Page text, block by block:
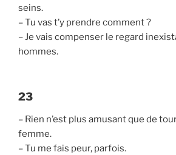
seins.
– Tu vas t’y prendre comment ?
– Je vais compenser le regard
hommes.
23
– Rien n’est plus amusant que de
femme.
– Tu me fais peur, parfois.